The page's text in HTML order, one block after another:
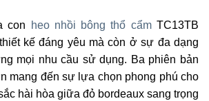
con heo nhồi bông thổ cẩmTC13TB
kế đáng yêu mà còn ở sự đa dạng
mọi nhu cầu sử dụng. Ba phiên bản
mang đến sự lựa chọn phong phú cho
hài hòa giữa đỏ bordeaux sang trọng